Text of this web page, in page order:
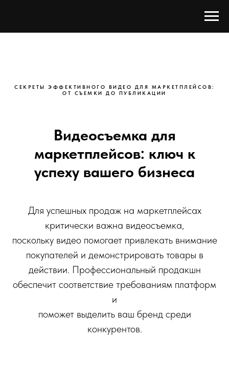
СЕКРЕТЫ ЭФФЕКТИВНОГО ВИДЕО ДЛЯ МАРКЕТПЛЕЙСОВ:
ОТ СЪЕМКИ ДО ПУБЛИКАЦИИ
Видеосъемка для
маркетплейсов: ключ к
успеху вашего бизнеса
Для успешных продаж на маркетплейсах
критически важна видеосъемка,
поскольку видео помогает привлекать внимание
покупателей и демонстрировать товары в
действии. Профессиональный продакшн
обеспечит соответствие требованиям платформ
и
поможет выделить ваш бренд среди
конкурентов.